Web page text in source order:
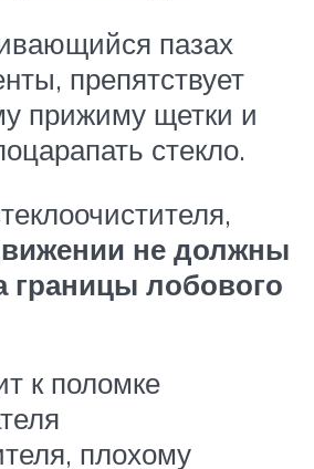
пазах
препятствует
прижиму щетки и
стекло.
не должны
границы лобового
к поломке
плохому